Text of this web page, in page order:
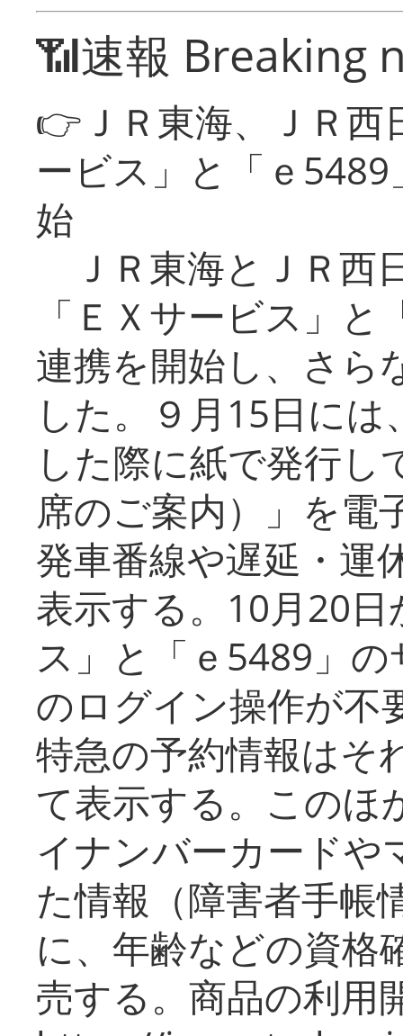
📶速報 Breaking
👉ＪＲ東海、ＪＲ
ービス」と「ｅ
始
ＪＲ東海とＪＲ西
「ＥＸサービス」
連携を開始し、さら
した。９月15日に
した際に紙で発行し
席のご案内）」を電
発車番線や遅延・運
表示する。10月20
ス」と「ｅ5489」
のログイン操作が不
特急の予約情報はそ
て表示する。このほ
イナンバーカードや
た情報（障害者手帳
に、年齢などの資格
売する。商品の利用